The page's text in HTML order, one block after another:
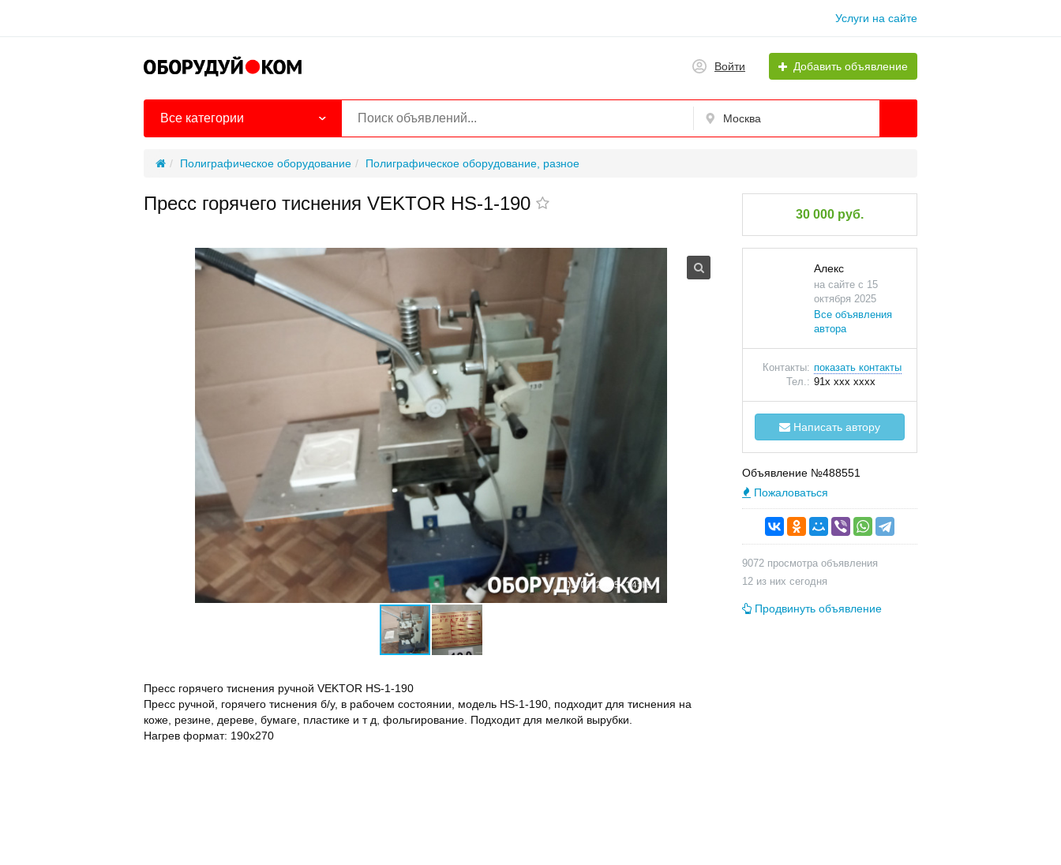
Услуги на сайте
Войти Добавить объявление
Все категории Москва
Полиграфическое оборудование Полиграфическое оборудование, разное
Пресс горячего тиснения VEKTOR HS-1-190
30 000 руб.
Пресс горячего тиснения ручной VEKTOR HS-1-190
Пресс ручной, горячего тиснения б/у, в рабочем состоянии, модель HS-1-190, подходит для тиснения на
коже, резине, дереве, бумаге, пластике и т д, фольгирование. Подходит для мелкой вырубки.
Нагрев формат: 190х270
Алекс
на сайте с 15
октября 2025
Все объявления
автора
Контакты: показать контакты
Тел.: 91x xxx xxxx
Написать автору
Объявление №488551
Пожаловаться
9072 просмотра объявления
12 из них сегодня
Продвинуть объявление